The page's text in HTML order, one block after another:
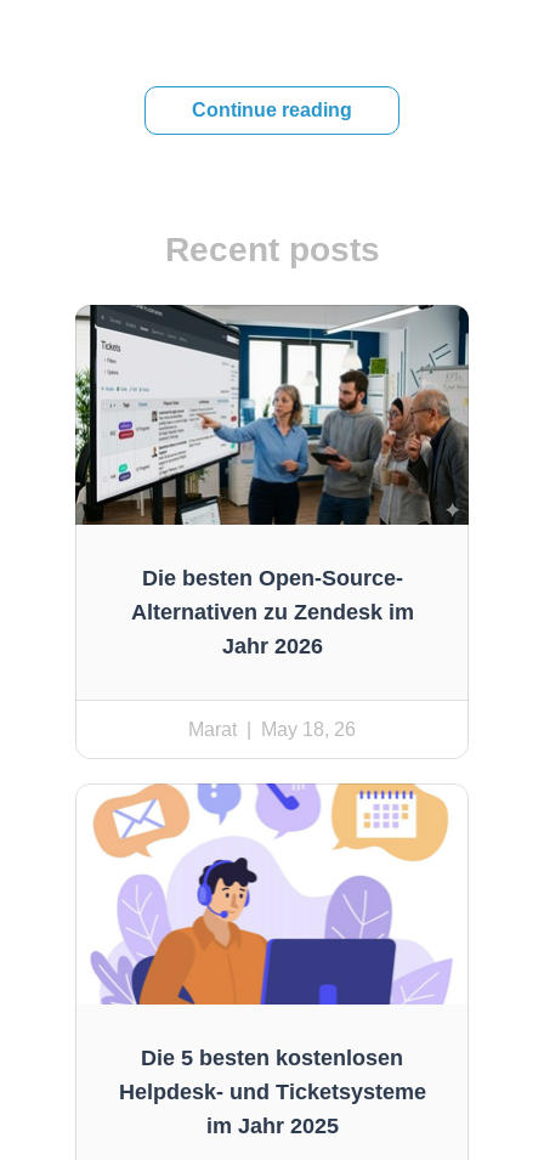
Continue reading
Recent posts
Die besten Open-Source-
Alternativen zu Zendesk im
Jahr 2026
Marat | May 18, 26
Die 5 besten kostenlosen
Helpdesk- und Ticketsysteme
im Jahr 2025